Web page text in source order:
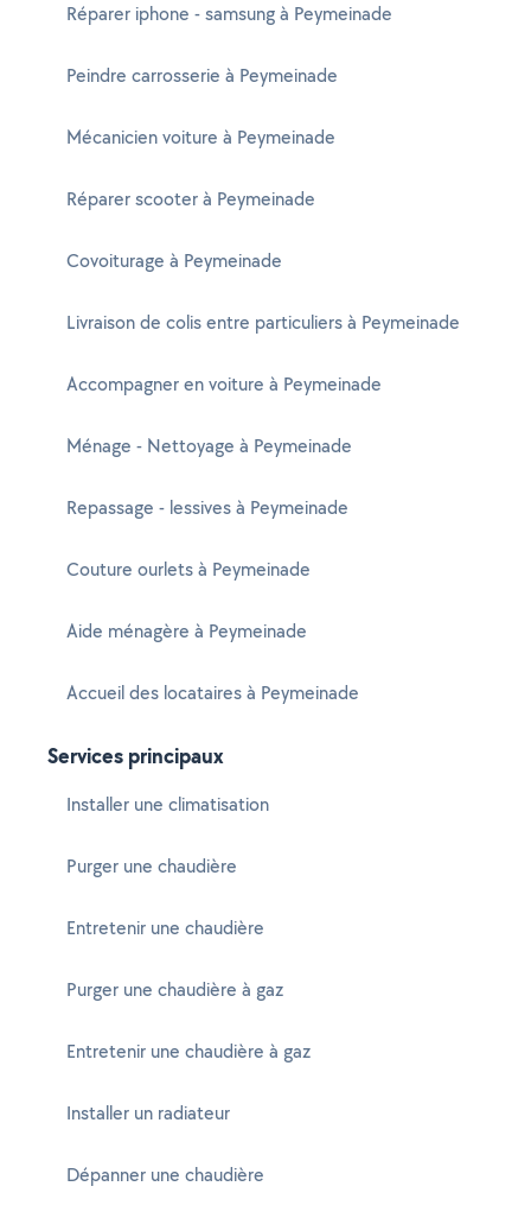
Réparer iphone - samsung à Peymeinade
Peindre carrosserie à Peymeinade
Mécanicien voiture à Peymeinade
Réparer scooter à Peymeinade
Covoiturage à Peymeinade
Livraison de colis entre particuliers à Peymeinade
Accompagner en voiture à Peymeinade
Ménage - Nettoyage à Peymeinade
Repassage - lessives à Peymeinade
Couture ourlets à Peymeinade
Aide ménagère à Peymeinade
Accueil des locataires à Peymeinade
Services principaux
Installer une climatisation
Purger une chaudière
Entretenir une chaudière
Purger une chaudière à gaz
Entretenir une chaudière à gaz
Installer un radiateur
Dépanner une chaudière